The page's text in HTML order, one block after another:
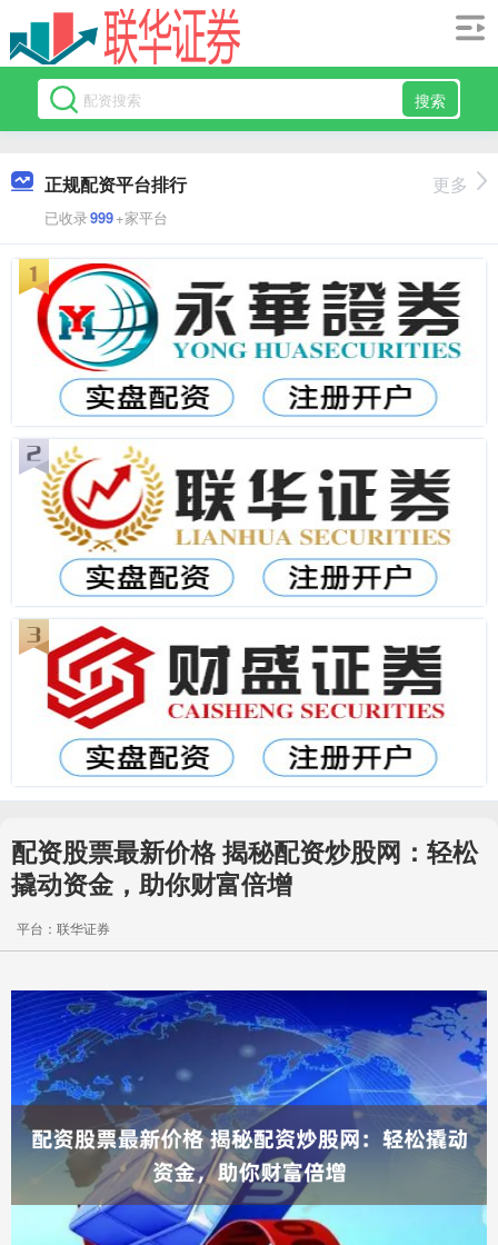
搜索
正规配资平台排行
已收录999+家平台
更多
配资股票最新价格 揭秘配资炒股网：轻松
撬动资金，助你财富倍增
平台：联华证券